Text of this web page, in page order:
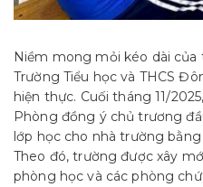
Niềm mong mỏi kéo dài của
Trường Tiểu học và THCS
hiện thực. Cuối tháng 11/
Phòng đồng ý chủ trương
lớp học cho nhà trường
Theo đó, trường được xây
phòng học và các phòng